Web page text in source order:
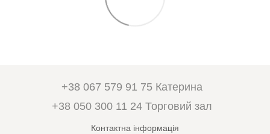
+38 067 579 91 75 Катерина
+38 050 300 11 24 Торговий зал
Контактна інформація